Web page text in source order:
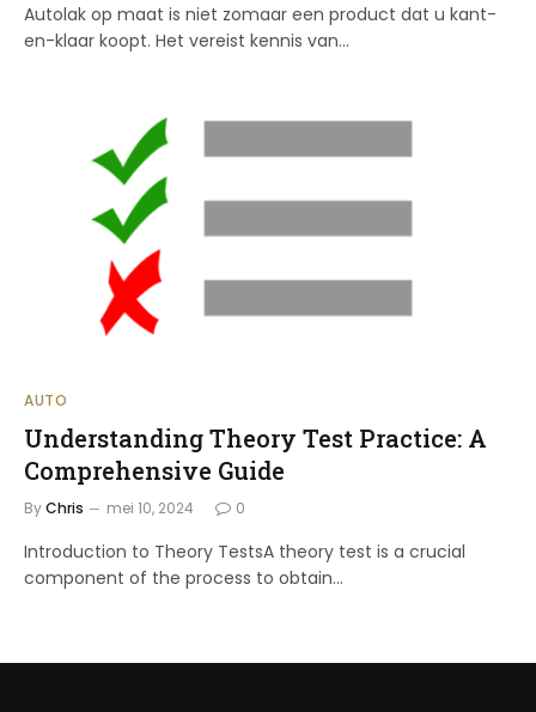
Autolak op maat is niet zomaar een product dat u kant-
en-klaar koopt. Het vereist kennis van…
AUTO
Understanding Theory Test Practice: A
Comprehensive Guide
ByChris mei 10, 2024 0
Introduction to Theory TestsA theory test is a crucial
component of the process to obtain…